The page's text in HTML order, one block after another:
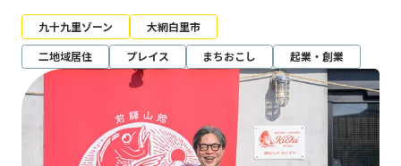
九十九里ゾーン
大網白里市
二地域居住
プレイス まちおこし 起業・創業